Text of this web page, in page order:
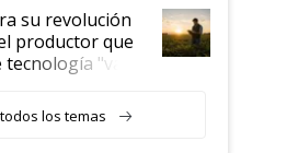
su revolución
productor que
"va a
los temas